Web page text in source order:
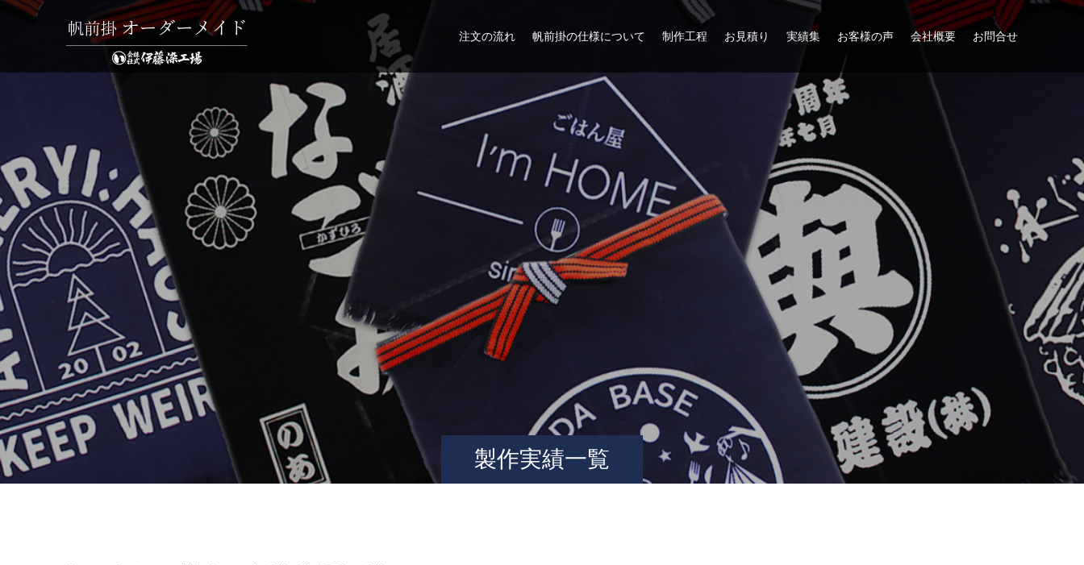
注文の流れ 帆前掛の仕様について 制作工程 お見積り 実績集 お客様の声 会社概要 お問合せ
製作実績一覧